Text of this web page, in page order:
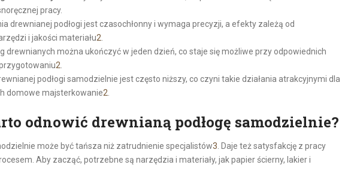
pracy.
drewnianej podłogi jest czasochłonny i wymaga precyzji, a efekty zależą od
i jakości materiału2
drewnianych można ukończyć w jeden dzień, co staje się możliwe przy odpowiednich
2
podłogi samodzielnie jest często niższy, co czyni takie działania atrakcyjnymi dla
domowe majsterkowanie2
odnowić drewnianą podłogę samodzielnie?
może być tańsza niż zatrudnienie specjalistów3. Daje też satysfakcję z pracy
Aby zacząć, potrzebne są narzędzia i materiały, jak papier ścierny, lakier i